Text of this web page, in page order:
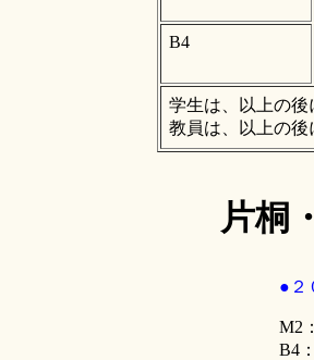
B4
学生は、以上の後
教員は、以上の
片桐
●２
M2
B4